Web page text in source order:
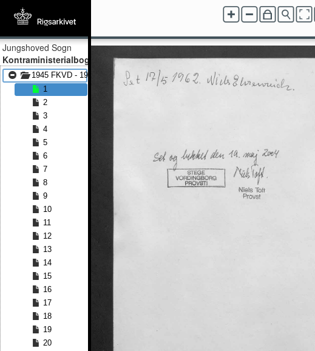
Jungshoved Sogn
Kontraministerialbog
1945 FKVD - 1963 FKVD
1
2
3
4
5
6
7
8
9
10
11
12
13
14
15
16
17
18
19
20